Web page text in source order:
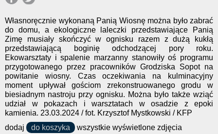
Własnoręcznie wykonaną Panią Wiosnę można było zabrać
do domu, a ekologiczne laleczki przedstawiające Panią
Zimę musiały skończyć w ognisku razem z dużą kukłą
przedstawiającą boginię odchodzącej pory roku.
Ekowarsztaty i spalenie marzanny stanowiły oś programu
przygotowanego przez pracowników Grodziska Sopot na
powitanie wiosny. Czas oczekiwania na kulminacyjny
moment upływał gościom zrekonstruowanego grodu w
biesiadnym nastroju przy ognisku. Można było także wziąć
udział w pokazach i warsztatach w osadzie z epoki
kamienia. 23.03.2024 / fot. Krzysztof Mystkowski / KFP
dodaj
do koszyka
wszystkie wyświetlone zdjęcia